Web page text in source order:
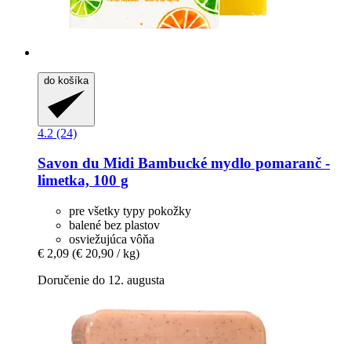
do košíka
4.2 (24)
Savon du Midi Bambucké mydlo pomaranč -​
limetka, 100 g
pre všetky typy pokožky
balené bez plastov
osviežujúca vôňa
€ 2,09 (€ 20,90 / kg)
Doručenie do 12. augusta